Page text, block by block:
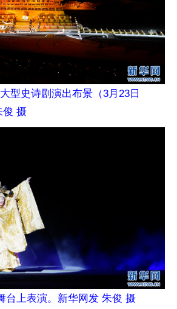
型史诗剧演出布景（3月23日
俊 摄
台上表演。新华网发 朱俊 摄